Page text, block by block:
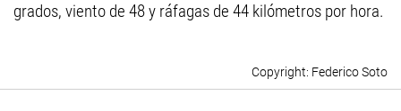
grados, viento de 48 y ráfagas de 44 kilómetros por hora.
Federico Soto